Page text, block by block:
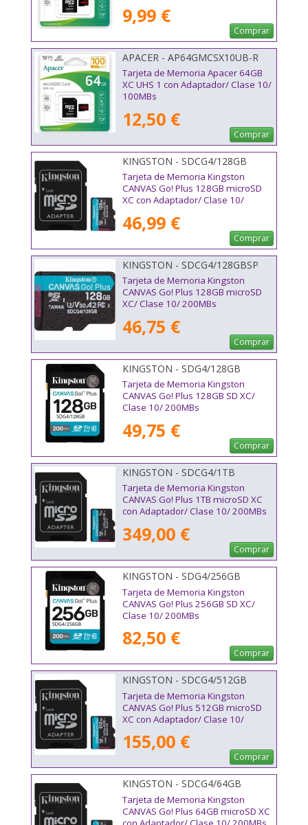
9,99 €
Comprar
APACER - AP64GMCSX10UB-R
Tarjeta de Memoria Apacer 64GB
XC UHS 1 con Adaptador/ Clase 10/
100MBs
12,50 €
Comprar
KINGSTON - SDCG4/128GB
Tarjeta de Memoria Kingston
CANVAS Go! Plus 128GB microSD
XC con Adaptador/ Clase 10/
46,99 €
Comprar
KINGSTON - SDCG4/128GBSP
Tarjeta de Memoria Kingston
CANVAS Go! Plus 128GB microSD
XC/ Clase 10/ 200MBs
46,75 €
Comprar
KINGSTON - SDG4/128GB
Tarjeta de Memoria Kingston
CANVAS Go! Plus 128GB SD XC/
Clase 10/ 200MBs
49,75 €
Comprar
KINGSTON - SDCG4/1TB
Tarjeta de Memoria Kingston
CANVAS Go! Plus 1TB microSD XC
con Adaptador/ Clase 10/ 200MBs
349,00 €
Comprar
KINGSTON - SDG4/256GB
Tarjeta de Memoria Kingston
CANVAS Go! Plus 256GB SD XC/
Clase 10/ 200MBs
82,50 €
Comprar
KINGSTON - SDCG4/512GB
Tarjeta de Memoria Kingston
CANVAS Go! Plus 512GB microSD
XC con Adaptador/ Clase 10/
155,00 €
Comprar
KINGSTON - SDCG4/64GB
Tarjeta de Memoria Kingston
CANVAS Go! Plus 64GB microSD XC